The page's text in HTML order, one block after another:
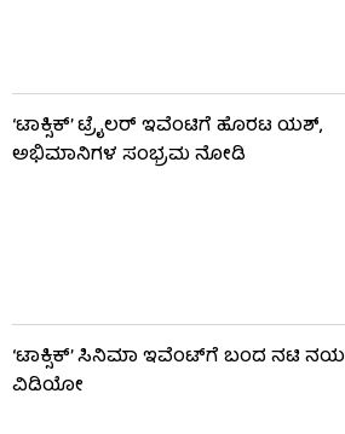
‘ಟಾಕ್ಸಿಕ್’ ಟ್ರೈಲರ್ ಇವೆಂಟಿಗೆ ಹೊರಟ ಯಶ್,
ಅಭಿಮಾನಿಗಳ ಸಂಭ್ರಮ ನೋಡಿ
‘ಟಾಕ್ಸಿಕ್’ ಸಿನಿಮಾ ಇವೆಂಟ್​​ಗೆ ಬಂದ ನಟಿ
ವಿಡಿಯೋ